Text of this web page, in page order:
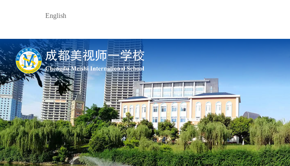
English